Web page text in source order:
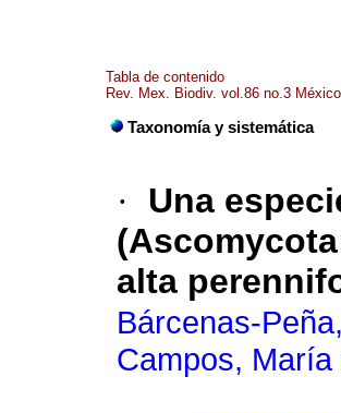
Tabla de contenido
Rev. Mex. Biodiv. vol.86 no.3
Taxonomía y sistemática
·
Una
alta
Bárcenas-
Campos,